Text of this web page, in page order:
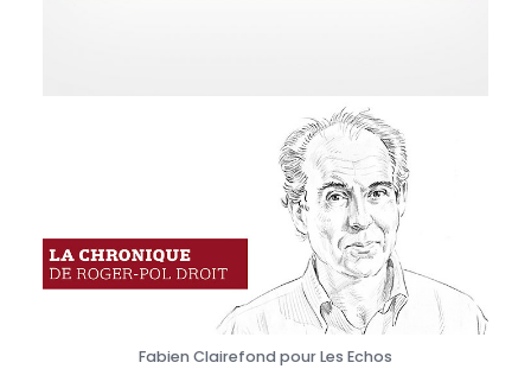
Fabien Clairefond pour Les Echos